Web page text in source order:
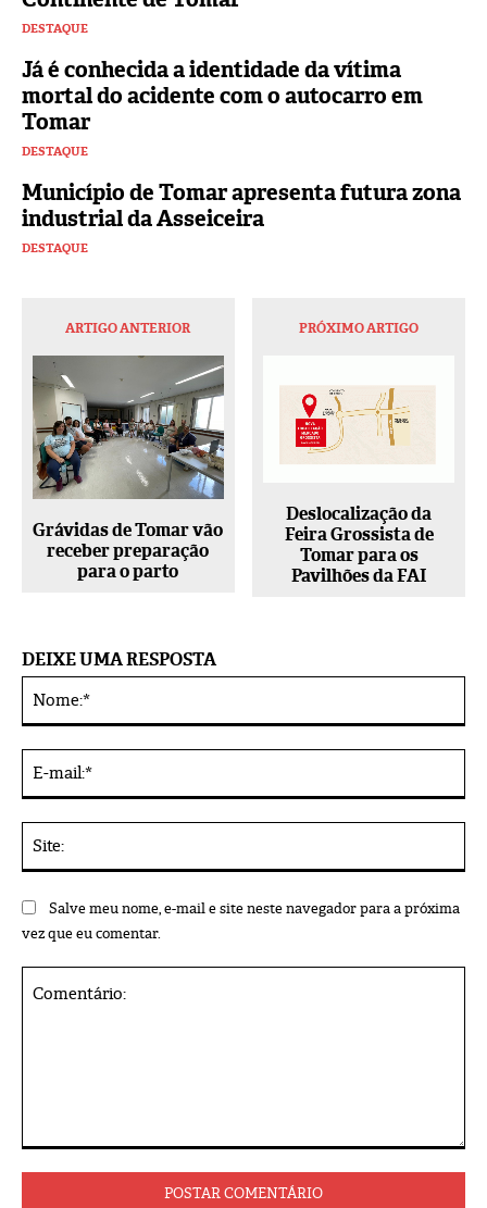
DESTAQUE
Já é conhecida a identidade da vítima
mortal do acidente com o autocarro em
Tomar
DESTAQUE
Município de Tomar apresenta futura zona
industrial da Asseiceira
DESTAQUE
ARTIGO ANTERIOR
Grávidas de Tomar vão
receber preparação
para o parto
PRÓXIMO ARTIGO
Deslocalização da
Feira Grossista de
Tomar para os
Pavilhões da FAI
DEIXE UMA RESPOSTA
Salve meu nome, e-mail e site neste navegador para a próxima
vez que eu comentar.